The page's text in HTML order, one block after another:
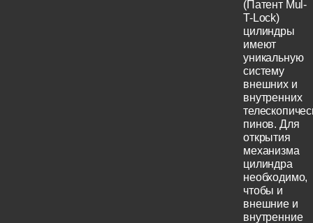
(Патент Mul-
T-Lock)
цилиндры
имеют
уникальную
систему
внешних и
внутренних
пинов. Для
открытия
механизма
цилиндра
необходимо,
чтобы и
внешние и
внутренние